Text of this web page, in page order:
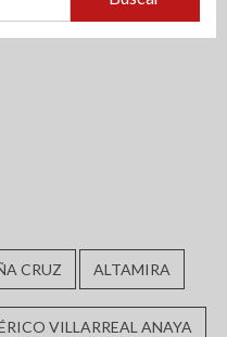
CRUZ ALTAMIRA
VILLARREAL ANAYA